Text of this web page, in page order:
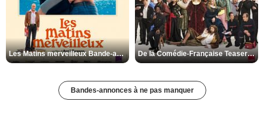
Les Matins merveilleux Bande-annonce VF De la Comédie-Française Teaser VF
Bandes-annonces à ne pas manquer